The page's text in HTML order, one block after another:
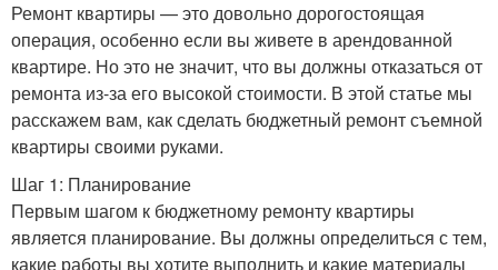
Ремонт квартиры — это довольно дорогостоящая
операция, особенно если вы живете в арендованной
квартире. Но это не значит, что вы должны отказаться от
ремонта из-за его высокой стоимости. В этой статье мы
расскажем вам, как сделать бюджетный ремонт съемной
квартиры своими руками.
Шаг 1: Планирование
Первым шагом к бюджетному ремонту квартиры
является планирование. Вы должны определиться с тем,
какие работы вы хотите выполнить и какие материалы